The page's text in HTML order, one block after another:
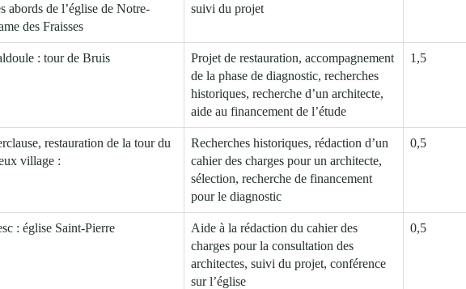
abords de l’église de Notre-
des Fraisses
suivi du projet
: tour de Bruis
Projet de restauration, accompagnement
de la phase de diagnostic, recherches
historiques, recherche d’un architecte,
aide au financement de l’étude
1,5
restauration de la tour du
village :
Recherches historiques, rédaction d’un
cahier des charges pour un architecte,
sélection, recherche de financement
pour le diagnostic
0,5
: église Saint-Pierre
Aide à la rédaction du cahier des
charges pour la consultation des
architectes, suivi du projet, conférence
sur l’église
0,5